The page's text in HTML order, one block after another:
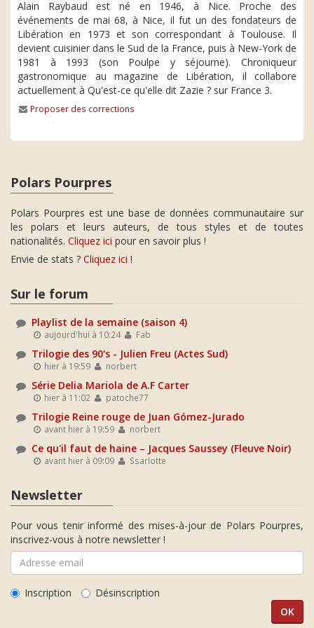
Alain Raybaud est né en 1946, à Nice. Proche des
événements de mai 68, à Nice, il fut un des fondateurs de
Libération en 1973 et son correspondant à Toulouse. Il
devient cuisinier dans le Sud de la France, puis à New-York de
1981 à 1993 (son Poulpe y séjourne). Chroniqueur
gastronomique au magazine de Libération, il collabore
actuellement à Qu'est-ce qu'elle dit Zazie ? sur France 3.
Proposer des corrections
Polars Pourpres
Polars Pourpres est une base de données communautaire sur
les polars et leurs auteurs, de tous styles et de toutes
nationalités. Cliquez ici pour en savoir plus !
Envie de stats ? Cliquez ici !
Sur le forum
Playlist de la semaine (saison 4)
aujourd'hui à 10:24 Fab
Trilogie des 90's - Julien Freu (Actes Sud)
hier à 19:59 norbert
Série Delia Mariola de A.F Carter
hier à 11:02 patoche77
Trilogie Reine rouge de Juan Gómez-Jurado
avant hier à 19:59 norbert
Ce qu'il faut de haine – Jacques Saussey (Fleuve Noir)
avant hier à 09:09 Ssarlotte
Newsletter
Pour vous tenir informé des mises-à-jour de Polars Pourpres,
inscrivez-vous à notre newsletter !
Inscription Désinscription